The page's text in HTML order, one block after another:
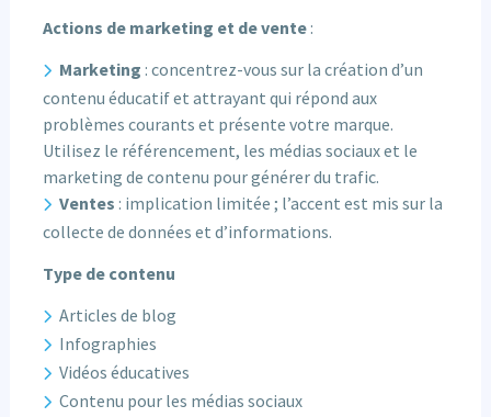
Actions de marketing et de vente:
Marketing : concentrez-vous sur la création d’un
contenu éducatif et attrayant qui répond aux
problèmes courants et présente votre marque.
Utilisez le référencement, les médias sociaux et le
marketing de contenu pour générer du trafic.
Ventes : implication limitée ; l’accent est mis sur la
collecte de données et d’informations.
Type de contenu
Articles de blog
Infographies
Vidéos éducatives
Contenu pour les médias sociaux